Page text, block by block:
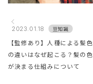
2023.01.18 豆知識
【監修あり】人種による髪色
の違いはなぜ起こる？髪の色
が決まる仕組みについて